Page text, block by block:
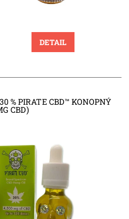
DETAIL
% PIRATE CBD™ KONOPNÝ
CBD)